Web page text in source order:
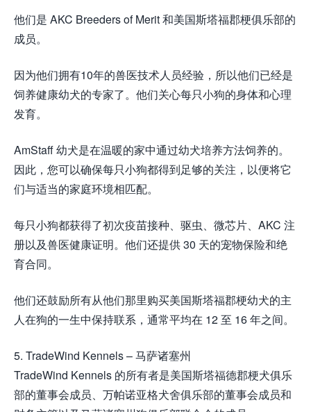
他们是 AKC Breeders of Merit 和美国斯塔福郡梗俱乐部的
成员。
因为他们拥有10年的兽医技术人员经验，所以他们已经是
饲养健康幼犬的专家了。他们关心每只小狗的身体和心理
发育。
AmStaff 幼犬是在温暖的家中通过幼犬培养方法饲养的。
因此，您可以确保每只小狗都得到足够的关注，以便将它
们与适当的家庭环境相匹配。
每只小狗都获得了初次疫苗接种、驱虫、微芯片、AKC 注
册以及兽医健康证明。他们还提供 30 天的宠物保险和绝
育合同。
他们还鼓励所有从他们那里购买美国斯塔福郡梗幼犬的主
人在狗的一生中保持联系，通常平均在 12 至 16 年之间。
5. TradeWind Kennels – 马萨诸塞州
TradeWind Kennels 的所有者是美国斯塔福德郡梗犬俱乐
部的董事会成员、万帕诺亚格犬舍俱乐部的董事会成员和